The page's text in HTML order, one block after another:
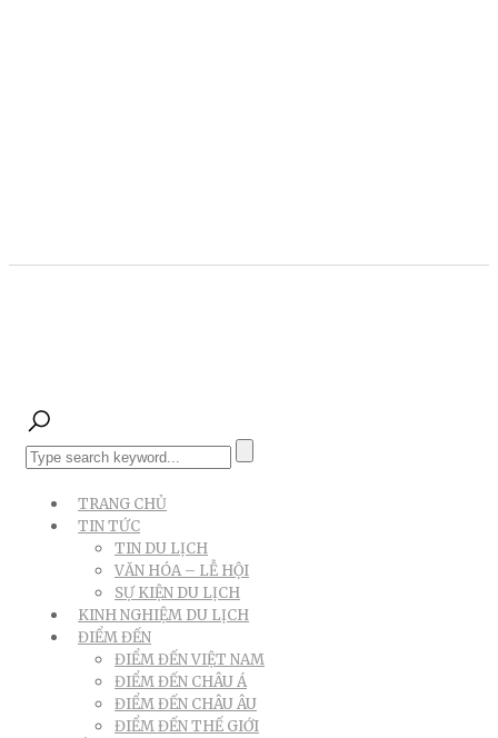
TRANG CHỦ
TIN TỨC
TIN DU LỊCH
VĂN HÓA – LỄ HỘI
SỰ KIỆN DU LỊCH
KINH NGHIỆM DU LỊCH
ĐIỂM ĐẾN
ĐIỂM ĐẾN VIỆT NAM
ĐIỂM ĐẾN CHÂU Á
ĐIỂM ĐẾN CHÂU ÂU
ĐIỂM ĐẾN THẾ GIỚI